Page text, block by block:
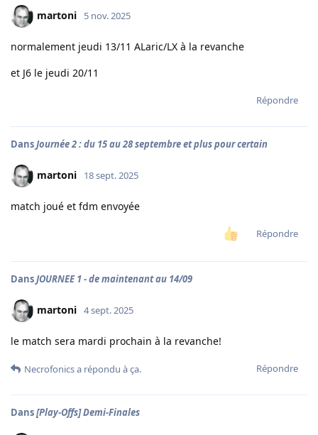
martoni 5 nov. 2025
normalement jeudi 13/11 ALaric/LX à la revanche
et J6 le jeudi 20/11
Répondre
DansJournée 2 : du 15 au 28 septembre et plus pour certain
martoni 18 sept. 2025
match joué et fdm envoyée
Répondre
DansJOURNEE 1 - de maintenant au 14/09
martoni 4 sept. 2025
le match sera mardi prochain à la revanche!
Répondre
Necrofonicsa répondu à ça.
Dans[Play-Offs] Demi-Finales